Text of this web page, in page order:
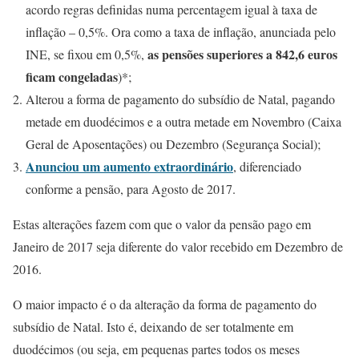
acordo regras definidas numa percentagem igual à taxa de
inflação – 0,5%. Ora como a taxa de inflação, anunciada pelo
INE, se fixou em 0,5%, as pensões superiores a 842,6 euros
ficam congeladas)*;
Alterou a forma de pagamento do subsídio de Natal, pagando
metade em duodécimos e a outra metade em Novembro (Caixa
Geral de Aposentações) ou Dezembro (Segurança Social);
Anunciou um aumento extraordinário, diferenciado
conforme a pensão, para Agosto de 2017.
Estas alterações fazem com que o valor da pensão pago em
Janeiro de 2017 seja diferente do valor recebido em Dezembro de
2016.
O maior impacto é o da alteração da forma de pagamento do
subsídio de Natal. Isto é, deixando de ser totalmente em
duodécimos (ou seja, em pequenas partes todos os meses